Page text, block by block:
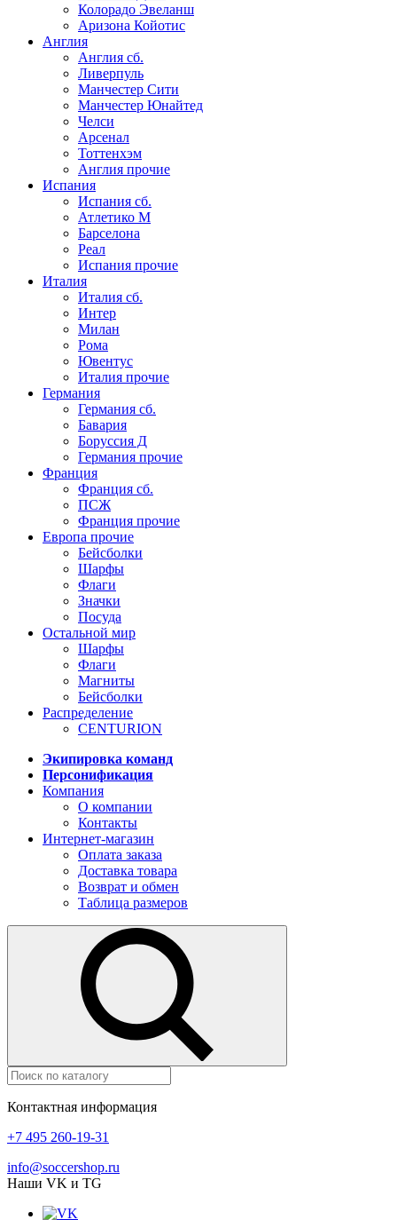
Колорадо Эвеланш
Аризона Койотис
Англия
Англия сб.
Ливерпуль
Манчестер Сити
Манчестер Юнайтед
Челси
Арсенал
Тоттенхэм
Англия прочие
Испания
Испания сб.
Атлетико М
Барселона
Реал
Испания прочие
Италия
Италия сб.
Интер
Милан
Рома
Ювентус
Италия прочие
Германия
Германия сб.
Бавария
Боруссия Д
Германия прочие
Франция
Франция сб.
ПСЖ
Франция прочие
Европа прочие
Бейсболки
Шарфы
Флаги
Значки
Посуда
Остальной мир
Шарфы
Флаги
Магниты
Бейсболки
Распределение
CENTURION
Экипировка команд
Персонификация
Компания
О компании
Контакты
Интернет-магазин
Оплата заказа
Доставка товара
Возврат и обмен
Таблица размеров
Контактная информация
+7 495 260-19-31
info@soccershop.ru
Наши VK и TG